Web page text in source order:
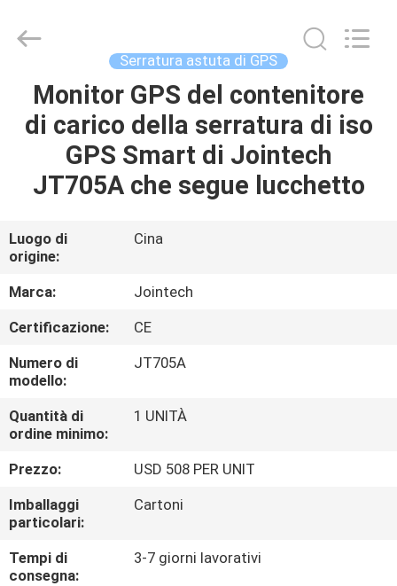
CASA
PRODOTTI
VR
CIRCA
NOI
GIRO
DELLA
FABBRICA
CONTROLLO
DI
QUALITÀ
Technology
Reserved.
Serratura astuta di GPS
Monitor GPS del contenitore
di carico della serratura di iso
GPS Smart di Jointech
JT705A che segue lucchetto
Luogo di
origine:
Cina
Marca:
Jointech
Certificazione:
CE
Numero di
modello:
JT705A
Quantità di
ordine minimo:
1 UNITÀ
Prezzo:
USD 508 PER UNIT
Imballaggi
particolari:
Cartoni
Tempi di
consegna:
3-7 giorni lavorativi